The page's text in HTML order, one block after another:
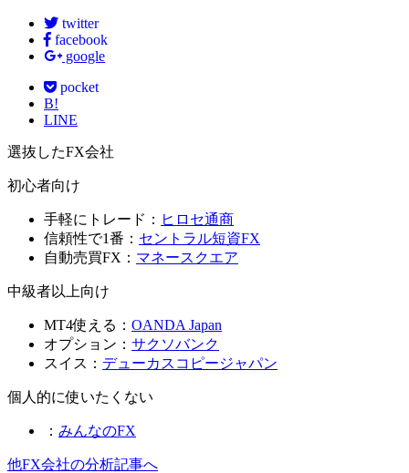
twitter
facebook
google
pocket
B!
LINE
選抜したFX会社
初心者向け
手軽にトレード： ヒロセ通商
信頼性で1番： セントラル短資FX
自動売買FX： マネースクエア
中級者以上向け
MT4使える： OANDA Japan
オプション： サクソバンク
スイス： デューカスコピージャパン
個人的に使いたくない
： みんなのFX
他FX会社の分析記事へ